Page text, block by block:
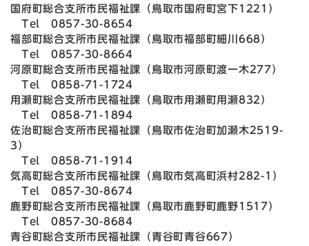
国府町総合支所市民福祉課（鳥取市国府町宮下1221）
Tel 0857-30-8654
福部町総合支所市民福祉課（鳥取市福部町細川668）
Tel 0857-30-8664
河原町総合支所市民福祉課（鳥取市河原町渡一木277）
Tel 0858-71-1724
用瀬町総合支所市民福祉課（鳥取市用瀬町用瀬832）
Tel 0858-71-1894
佐治町総合支所市民福祉課（鳥取市佐治町加瀬木2519-
3）
Tel 0858-71-1914
気高町総合支所市民福祉課（鳥取市気高町浜村282-1）
Tel 0857-30-8674
鹿野町総合支所市民福祉課（鳥取市鹿野町鹿野1517）
Tel 0857-30-8684
青谷町総合支所市民福祉課（青谷町青谷667）